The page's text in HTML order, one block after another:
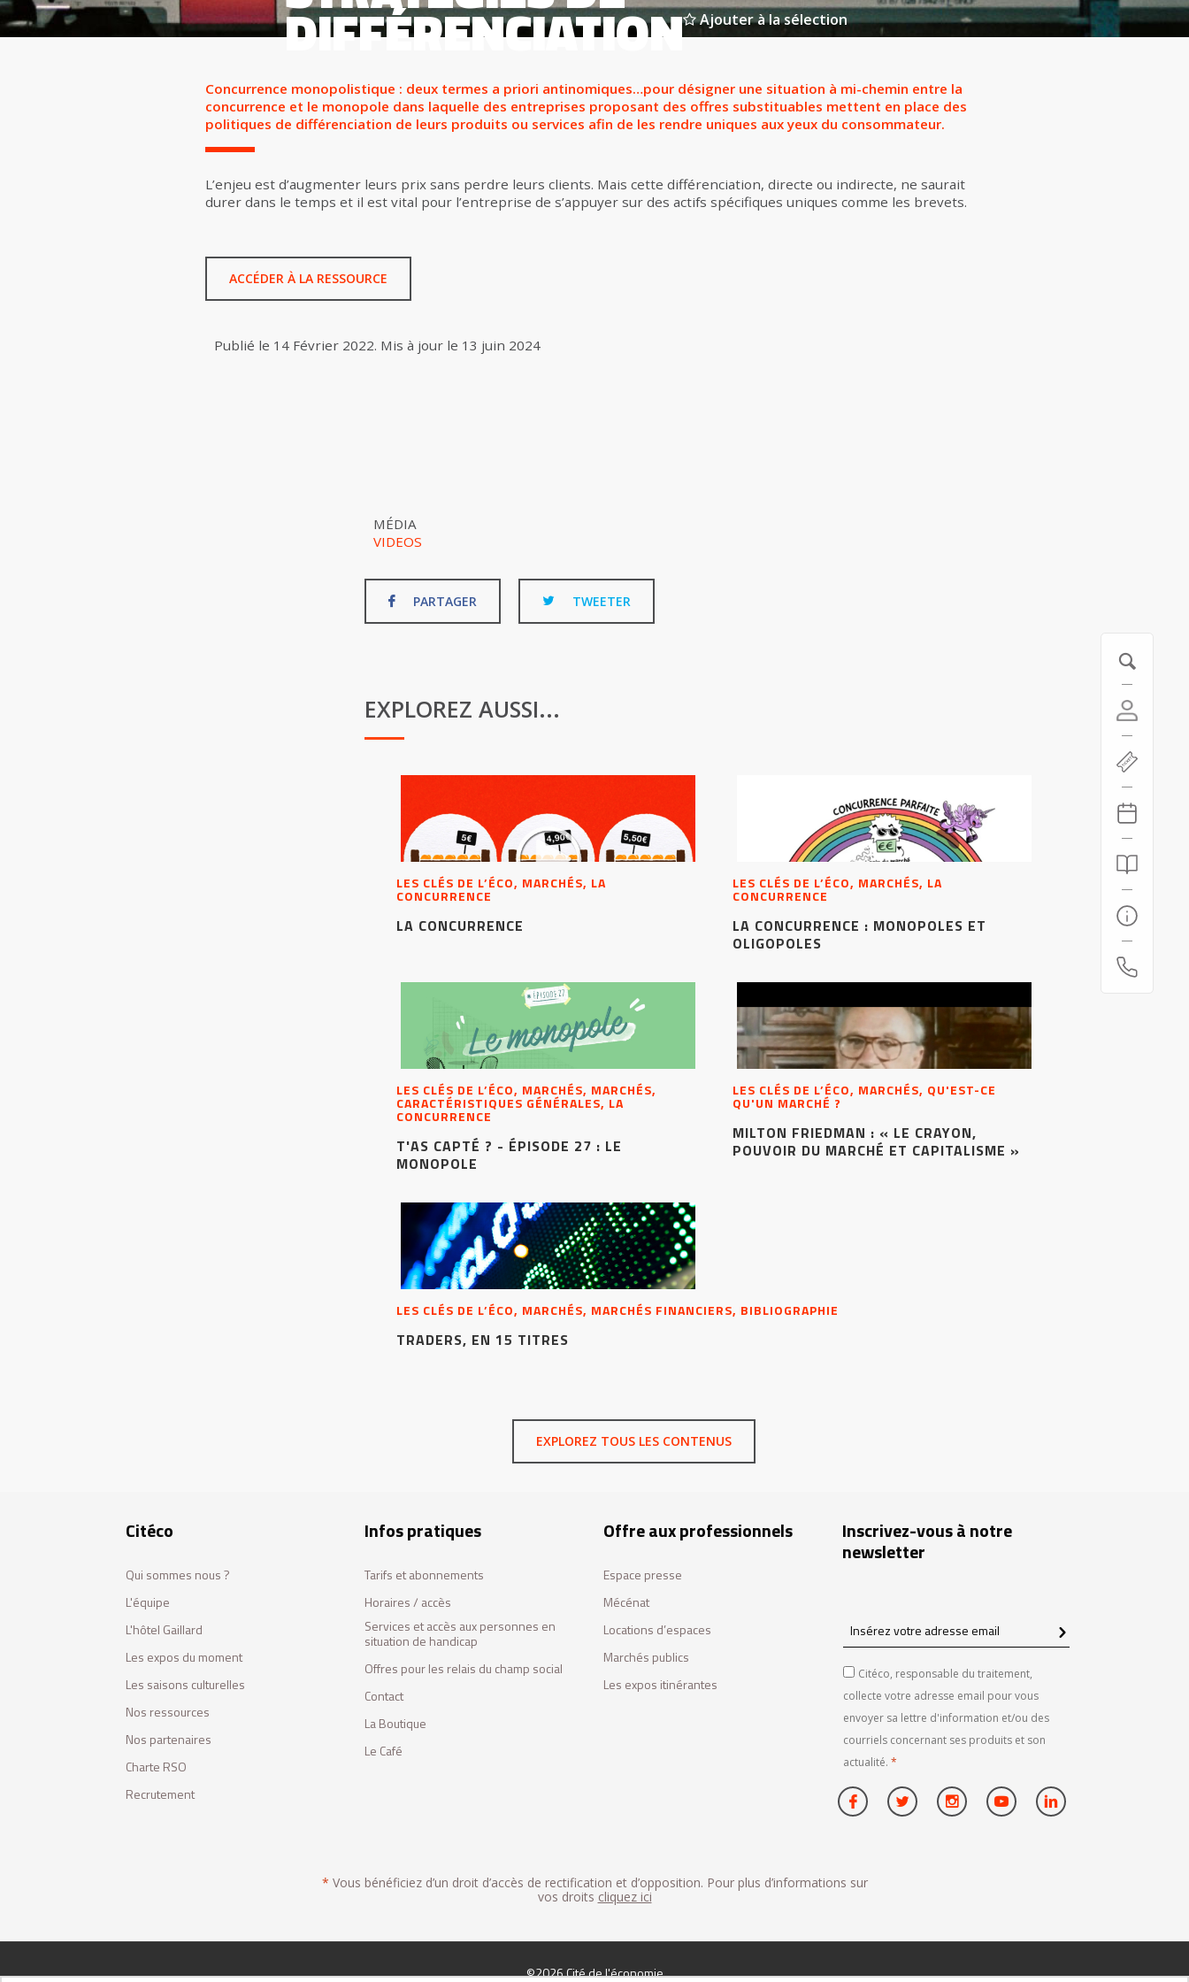
DIFFÉRENCIATION Ajouter à la sélection
Concurrence monopolistique : deux termes a priori antinomiques…pour désigner une situation à mi-chemin entre la
concurrence et le monopole dans laquelle des entreprises proposant des offres substituables mettent en place des
politiques de différenciation de leurs produits ou services afin de les rendre uniques aux yeux du consommateur.
L’enjeu est d’augmenter leurs prix sans perdre leurs clients. Mais cette différenciation, directe ou indirecte, ne saurait
durer dans le temps et il est vital pour l’entreprise de s’appuyer sur des actifs spécifiques uniques comme les brevets.
ACCÉDER À LA RESSOURCE
Publié le 14 Février 2022. Mis à jour le 13 juin 2024
MÉDIA
VIDEOS
PARTAGER TWEETER
EXPLOREZ AUSSI...
LES CLÉS DE L’ÉCO, MARCHÉS, LA
CONCURRENCE
LA CONCURRENCE
LES CLÉS DE L’ÉCO, MARCHÉS, LA
CONCURRENCE
LA CONCURRENCE : MONOPOLES ET
OLIGOPOLES
LES CLÉS DE L’ÉCO, MARCHÉS, MARCHÉS,
CARACTÉRISTIQUES GÉNÉRALES, LA
CONCURRENCE
T'AS CAPTÉ ? - ÉPISODE 27 : LE
MONOPOLE
LES CLÉS DE L’ÉCO, MARCHÉS, QU'EST-CE
QU'UN MARCHÉ ?
MILTON FRIEDMAN : « LE CRAYON,
POUVOIR DU MARCHÉ ET CAPITALISME »
LES CLÉS DE L’ÉCO, MARCHÉS, MARCHÉS FINANCIERS, BIBLIOGRAPHIE
TRADERS, EN 15 TITRES
EXPLOREZ TOUS LES CONTENUS
Citéco
Qui sommes nous ?
L'équipe
L'hôtel Gaillard
Les expos du moment
Les saisons culturelles
Nos ressources
Nos partenaires
Charte RSO
Recrutement
Infos pratiques
Tarifs et abonnements
Horaires / accès
Services et accès aux personnes en
situation de handicap
Offres pour les relais du champ social
Contact
La Boutique
Le Café
Offre aux professionnels
Espace presse
Mécénat
Locations d’espaces
Marchés publics
Les expos itinérantes
Inscrivez-vous à notre
newsletter
Insérez
votre
adresse
email
Citéco, responsable du traitement,
collecte votre adresse email pour vous
envoyer sa lettre d'information et/ou des
courriels concernant ses produits et son
actualité. *
* Vous bénéficiez d’un droit d’accès de rectification et d’opposition. Pour plus d’informations sur
vos droits cliquez ici
©2026 Cité de l'économie